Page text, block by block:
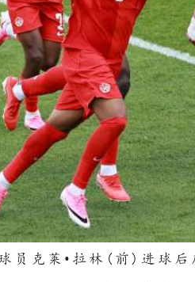
员克莱•拉林(前)进球后